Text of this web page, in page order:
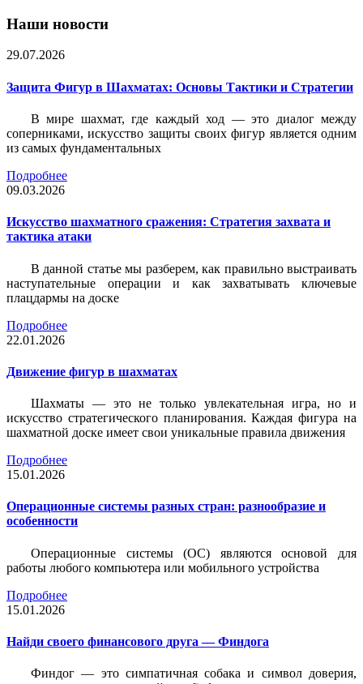
Наши новости
29.07.2026
Защита Фигур в Шахматах: Основы Тактики и Стратегии
В мире шахмат, где каждый ход — это диалог между
соперниками, искусство защиты своих фигур является одним
из самых фундаментальных
Подробнее
09.03.2026
Искусство шахматного сражения: Стратегия захвата и
тактика атаки
В данной статье мы разберем, как правильно выстраивать
наступательные операции и как захватывать ключевые
плацдармы на доске
Подробнее
22.01.2026
Движение фигур в шахматах
Шахматы — это не только увлекательная игра, но и
искусство стратегического планирования. Каждая фигура на
шахматной доске имеет свои уникальные правила движения
Подробнее
15.01.2026
Операционные системы разных стран: разнообразие и
особенности
Операционные системы (ОС) являются основой для
работы любого компьютера или мобильного устройства
Подробнее
15.01.2026
Найди своего финансового друга — Финдога
Финдог — это симпатичная собака и символ доверия,